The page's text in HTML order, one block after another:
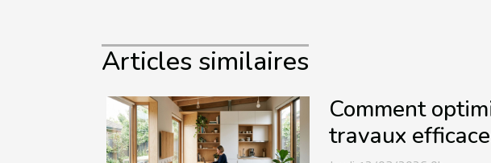
Articles similaires
Comment
travaux